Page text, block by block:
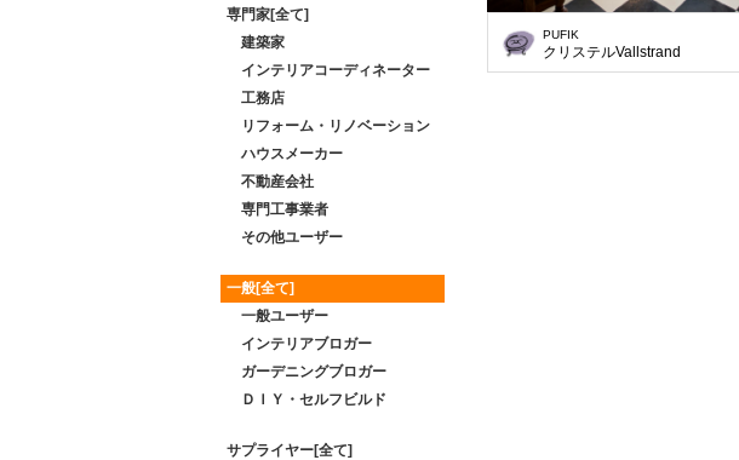
専門家[全て]
建築家
インテリアコーディネーター
工務店
リフォーム・リノベーション
ハウスメーカー
不動産会社
専門工事業者
その他ユーザー
一般[全て]
一般ユーザー
インテリアブロガー
ガーデニングブロガー
ＤＩＹ・セルフビルド
サプライヤー[全て]
PUFIK
クリステルVallstrand